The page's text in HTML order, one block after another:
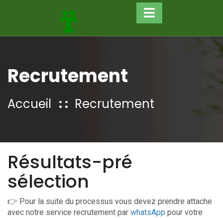
Recrutement
Accueil Recrutement
Résultats-pré
sélection
👉 Pour la suite du processus vous devez prendre attache
avec notre service recrutement par whatsApp pour votre